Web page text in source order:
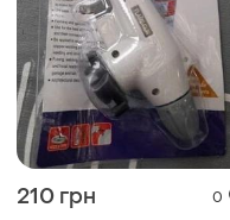
210 грн 0